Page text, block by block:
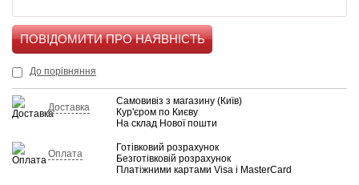
КУПИТИ
До порівняння
Доставка
Самовивіз з магазину (Київ)
Кур'єром по Києву
На склад Нової пошти
Оплата
Готівковий розрахунок
Безготівковій розрахунок
Платіжними картами Visa і MasterCard